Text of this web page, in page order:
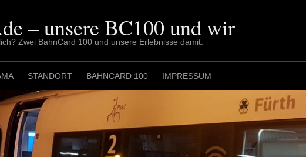
– unsere BC100 und wir
Zwei BahnCard 100 und unsere Erlebnisse damit.
STANDORT BAHNCARD 100 IMPRESSUM